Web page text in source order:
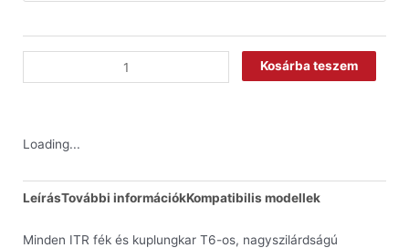
Kosárba teszem
Loading...
LeírásTovábbi információkKompatibilis modellek
Minden ITR fék és kuplungkar T6-os, nagyszilárdságú